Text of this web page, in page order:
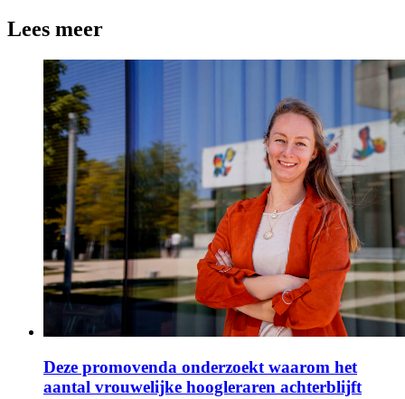
Lees meer
Deze promovenda onderzoekt waarom het
aantal vrouwelijke hoogleraren achterblijft